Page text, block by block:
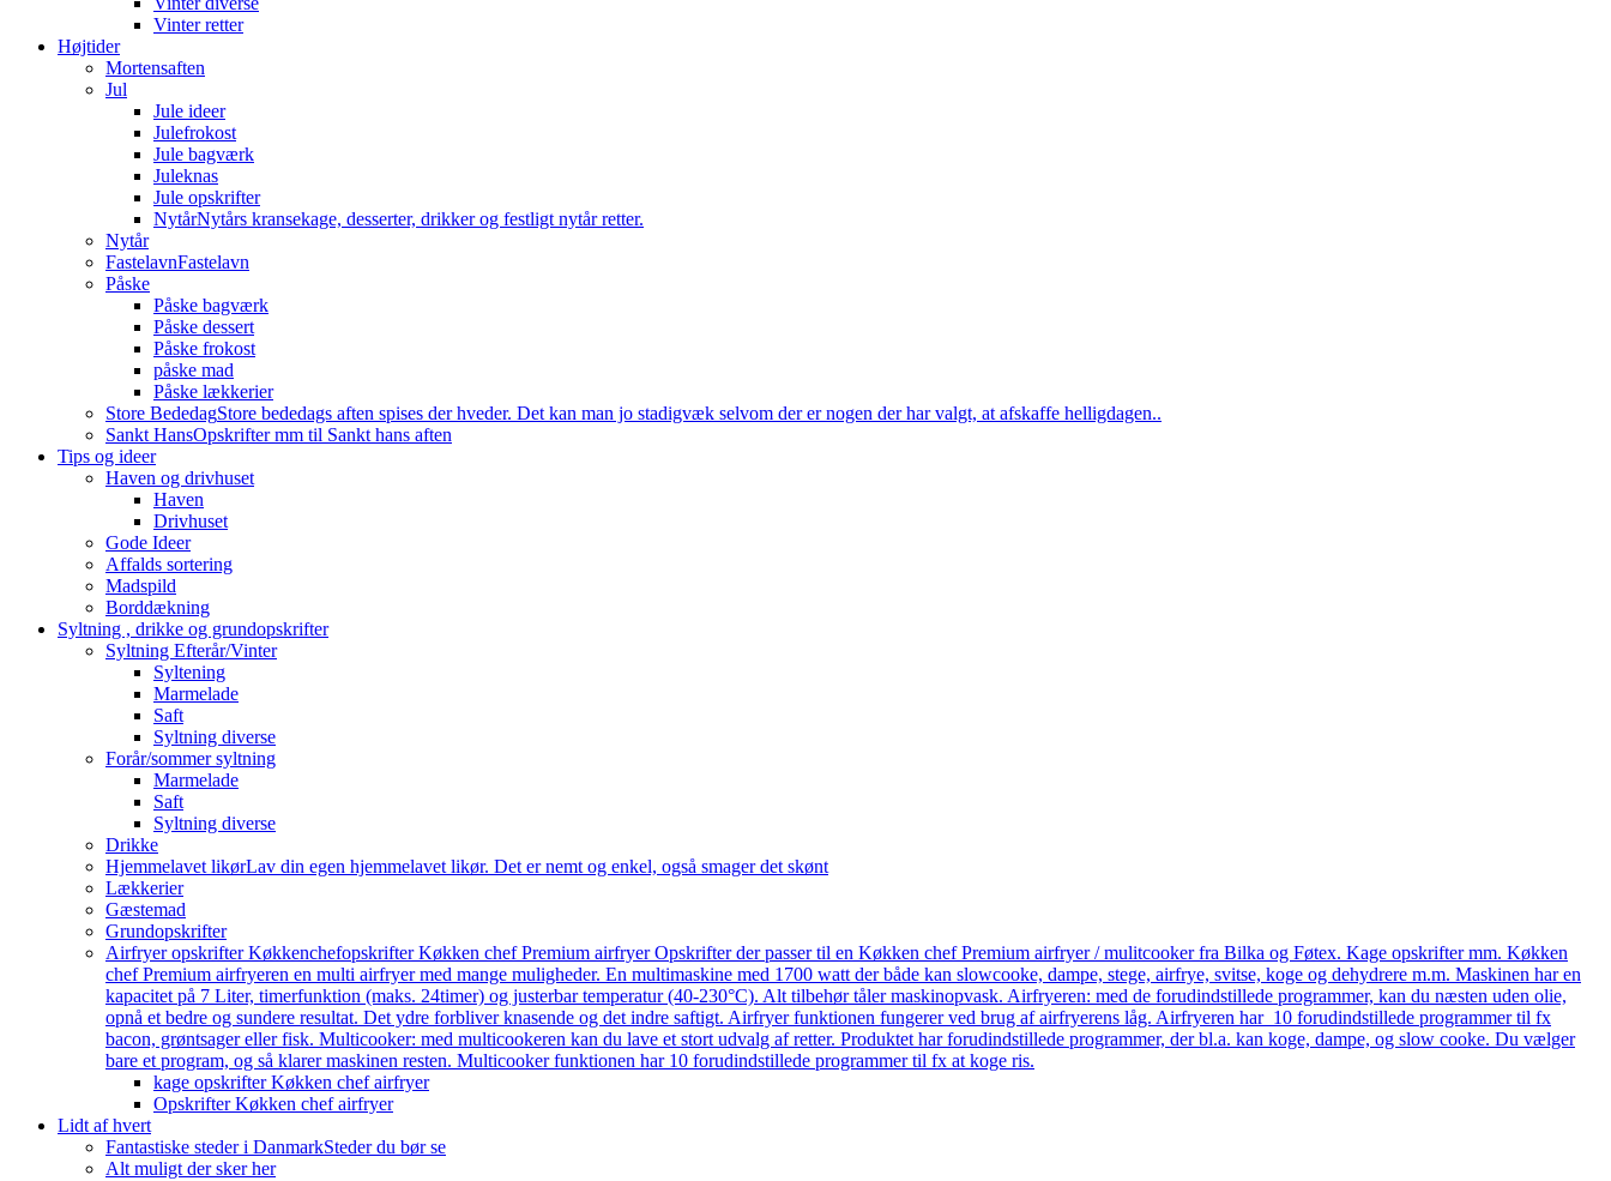
Vinter retter
Højtider
Mortensaften
Jul
Jule ideer
Julefrokost
Jule bagværk
Juleknas
Jule opskrifter
NytårNytårs kransekage, desserter, drikker og festligt nytår retter.
Nytår
FastelavnFastelavn
Påske
Påske bagværk
Påske dessert
Påske frokost
påske mad
Påske lækkerier
Store BededagStore bededags aften spises der hveder. Det kan man jo stadigvæk selvom der er nogen der har valgt, at afskaffe helligdagen..
Sankt HansOpskrifter mm til Sankt hans aften
Tips og ideer
Haven og drivhuset
Haven
Drivhuset
Gode Ideer
Affalds sortering
Madspild
Borddækning
Syltning , drikke og grundopskrifter
Syltning Efterår/Vinter
Syltening
Marmelade
Saft
Syltning diverse
Forår/sommer syltning
Marmelade
Saft
Syltning diverse
Drikke
Hjemmelavet likørLav din egen hjemmelavet likør. Det er nemt og enkel, også smager det skønt
Lækkerier
Gæstemad
Grundopskrifter
Airfryer opskrifter Køkkenchefopskrifter Køkken chef Premium airfryer Opskrifter der passer til en Køkken chef Premium airfryer / mulitcooker fra Bilka og Føtex. Kage opskrifter mm. Køkken
chef Premium airfryeren en multi airfryer med mange muligheder. En multimaskine med 1700 watt der både kan slowcooke, dampe, stege, airfrye, svitse, koge og dehydrere m.m. Maskinen har en
kapacitet på 7 Liter, timerfunktion (maks. 24timer) og justerbar temperatur (40-230°C). Alt tilbehør tåler maskinopvask. Airfryeren: med de forudindstillede programmer, kan du næsten uden olie,
opnå et bedre og sundere resultat. Det ydre forbliver knasende og det indre saftigt. Airfryer funktionen fungerer ved brug af airfryerens låg. Airfryeren har 10 forudindstillede programmer til fx
bacon, grøntsager eller fisk. Multicooker: med multicookeren kan du lave et stort udvalg af retter. Produktet har forudindstillede programmer, der bl.a. kan koge, dampe, og slow cooke. Du vælger
bare et program, og så klarer maskinen resten. Multicooker funktionen har 10 forudindstillede programmer til fx at koge ris.
kage opskrifter Køkken chef airfryer
Opskrifter Køkken chef airfryer
Lidt af hvert
Fantastiske steder i DanmarkSteder du bør se
Alt muligt der sker her